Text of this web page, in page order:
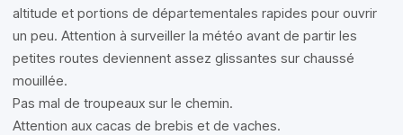
altitude et portions de départementales rapides pour ouvrir
un peu. Attention à surveiller la météo avant de partir les
petites routes deviennent assez glissantes sur chaussé
mouillée.
Pas mal de troupeaux sur le chemin.
Attention aux cacas de brebis et de vaches.